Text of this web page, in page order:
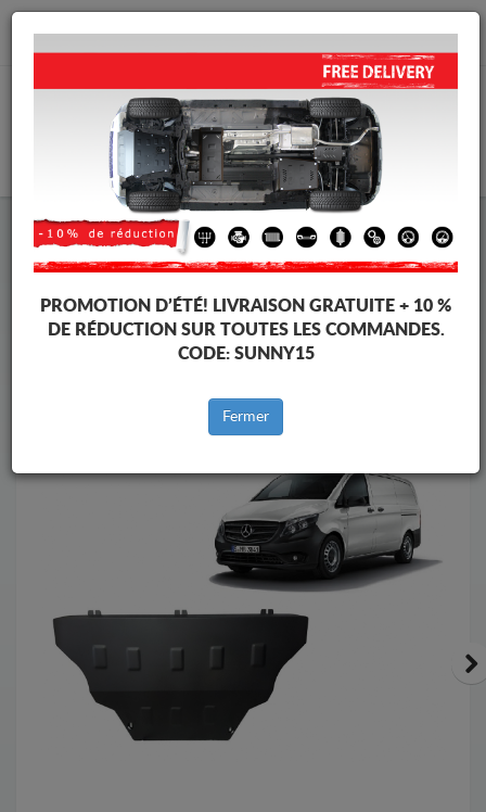
info@cachesousmoteur.fr
Cache Sous Moteur Mercedes
Cache Sous Moteur Mercedes Vito
Marques
PROMOTION D’ÉTÉ! LIVRAISON GRATUITE + 10 %
DE RÉDUCTION SUR TOUTES LES COMMANDES.
CODE: SUNNY15
Fermer